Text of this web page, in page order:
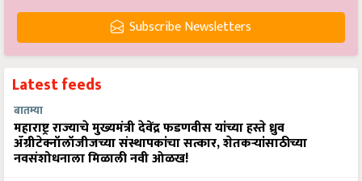
Subscribe Newsletters
Latest feeds
बातम्या
महाराष्ट्र राज्याचे मुख्यमंत्री देवेंद्र फडणवीस यांच्या हस्ते ध्रुव
ॲग्रीटेक्नॉलॉजीजच्या संस्थापकांचा सत्कार, शेतकऱ्यांसाठीच्या
नवसंशोधनाला मिळाली नवी ओळख!